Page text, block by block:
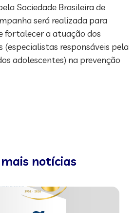
Sociedade Brasileira de
será realizada para
fortalecer a atuação dos
(especialistas responsáveis pela
adolescentes) na prevenção
notícias